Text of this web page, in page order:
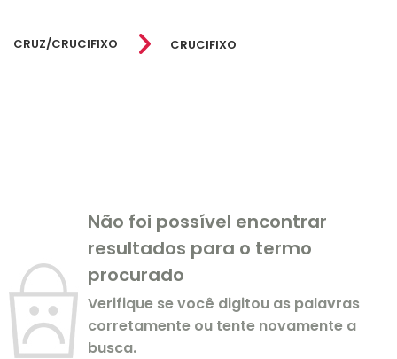
PEQUENOS
CRUZ/CRUCIFIXO CRUCIFIXO
Não foi possível encontrar
resultados para o termo
procurado
Verifique se você digitou as palavras
corretamente ou tente novamente a
busca.